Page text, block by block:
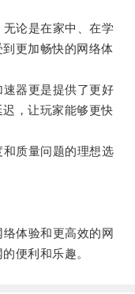
论是在家中、在学
更加畅快的网络体
器更是提供了更好
，让玩家能够更快
质量问题的理想选
体验和更高效的网
便利和乐趣。